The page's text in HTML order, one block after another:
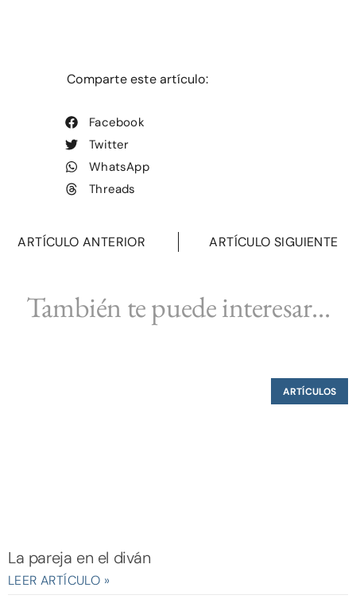
Comparte este artículo:
Facebook
Twitter
WhatsApp
Threads
ARTÍCULO ANTERIOR ARTÍCULO SIGUIENTE
También te puede interesar...
ARTÍCULOS
La pareja en el diván
LEER ARTÍCULO »